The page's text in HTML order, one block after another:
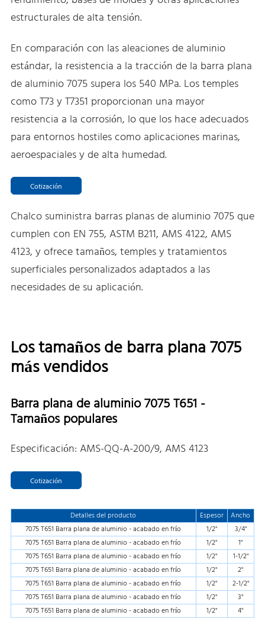
estructurales de alta tensión.
En comparación con las aleaciones de aluminio
estándar, la resistencia a la tracción de la barra plana
de aluminio 7075 supera los 540 MPa. Los temples
como T73 y T7351 proporcionan una mayor
resistencia a la corrosión, lo que los hace adecuados
para entornos hostiles como aplicaciones marinas,
aeroespaciales y de alta humedad.
Cotización
Chalco suministra barras planas de aluminio 7075 que
cumplen con EN 755, ASTM B211, AMS 4122, AMS
4123, y ofrece tamaños, temples y tratamientos
superficiales personalizados adaptados a las
necesidades de su aplicación.
Los tamaños de barra plana 7075
más vendidos
Barra plana de aluminio 7075 T651 -
Tamaños populares
Especificación: AMS-QQ-A-200/9, AMS 4123
Cotización
Detalles del producto Espesor
Ancho
7075 T651 Barra plana de aluminio - acabado en frío
1/2"
3/4"
7075 T651 Barra plana de aluminio - acabado en frío
1/2"
1"
7075 T651 Barra plana de aluminio - acabado en frío
1/2"
1-1/2"
7075 T651 Barra plana de aluminio - acabado en frío
1/2"
2"
7075 T651 Barra plana de aluminio - acabado en frío
1/2"
2-1/2"
7075 T651 Barra plana de aluminio - acabado en frío
1/2"
3"
7075 T651 Barra plana de aluminio - acabado en frío
1/2"
4"